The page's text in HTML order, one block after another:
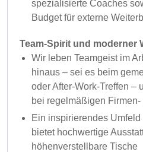
spezialisierte Coaches
Budget für externe
Team-Spirit und moderner
Wir leben Teamgeist im
hinaus – sei es beim
oder After-Work-Treffen –
bei regelmäßigen
Ein inspirierendes
bietet hochwertige
höhenverstellbare Tische